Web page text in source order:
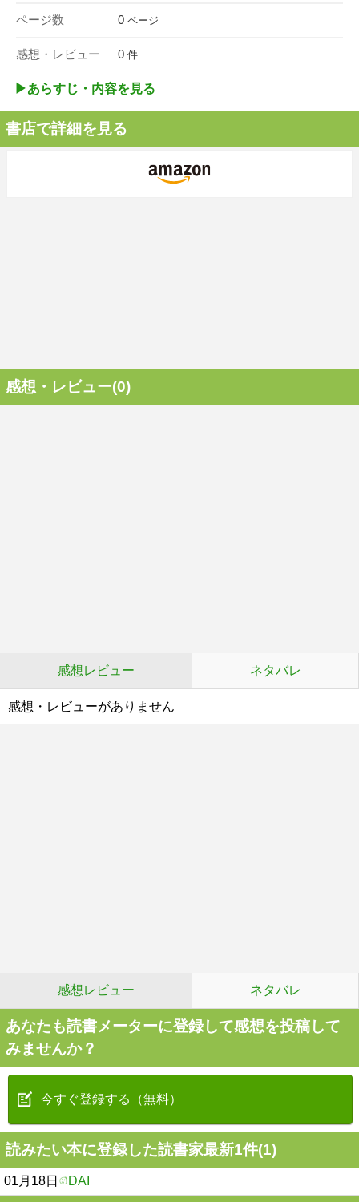
ページ数 0 ページ
感想・レビュー 0 件
▶︎あらすじ・内容を見る
書店で詳細を見る
感想・レビュー(0)
感想レビュー ネタバレ
感想・レビューがありません
感想レビュー ネタバレ
あなたも読書メーターに登録して感想を投稿して
みませんか？
今すぐ登録する（無料）
読みたい本に登録した読書家最新1件(1)
01月18日 DAI